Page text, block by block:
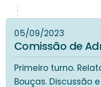
05/09/2023
Comissão de
Primeiro turno.
Bouças. Discussão